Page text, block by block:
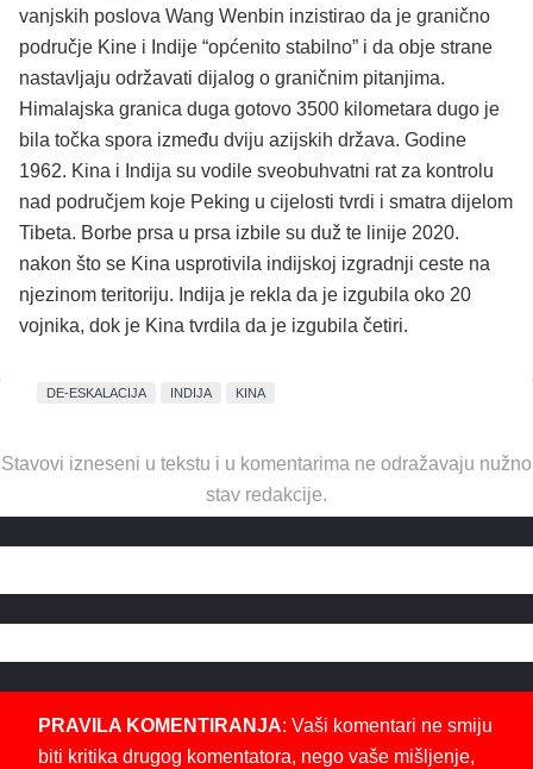
vanjskih poslova Wang Wenbin inzistirao da je granično
područje Kine i Indije “općenito stabilno” i da obje strane
nastavljaju održavati dijalog o graničnim pitanjima.
Himalajska granica duga gotovo 3500 kilometara dugo je
bila točka spora između dviju azijskih država. Godine
1962. Kina i Indija su vodile sveobuhvatni rat za kontrolu
nad područjem koje Peking u cijelosti tvrdi i smatra dijelom
Tibeta. Borbe prsa u prsa izbile su duž te linije 2020.
nakon što se Kina usprotivila indijskoj izgradnji ceste na
njezinom teritoriju. Indija je rekla da je izgubila oko 20
vojnika, dok je Kina tvrdila da je izgubila četiri.
DE-ESKALACIJA INDIJA KINA
Stavovi izneseni u tekstu i u komentarima ne odražavaju nužno
stav redakcije.
PRAVILA KOMENTIRANJA: Vaši komentari ne smiju
biti kritika drugog komentatora, nego vaše mišljenje,